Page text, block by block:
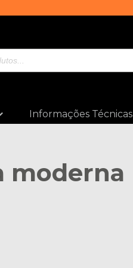
Informações Técnicas
moderna